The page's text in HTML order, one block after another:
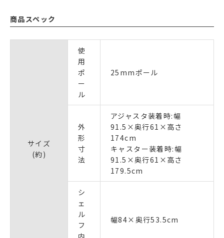
商品スペック
サイズ
(約)
使
用
ポ
ー
ル
25mmポール
外
形
寸
法
アジャスタ装着時:幅
91.5×奥行61×高さ
174cm
キャスター装着時:幅
91.5×奥行61×高さ
179.5cm
シ
ェ
ル
フ
内
幅84×奥行53.5cm